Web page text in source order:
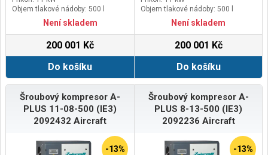
Objem tlakové nádoby: 500 l
Není skladem
200 001 Kč
Do košíku
Objem tlakové nádoby: 500 l
Není skladem
200 001 Kč
Do košíku
Šroubový kompresor A-
PLUS 11-08-500 (IE3)
2092432 Aircraft
-13%
Šroubový kompresor A-
PLUS 8-13-500 (IE3)
2092236 Aircraft
-13%